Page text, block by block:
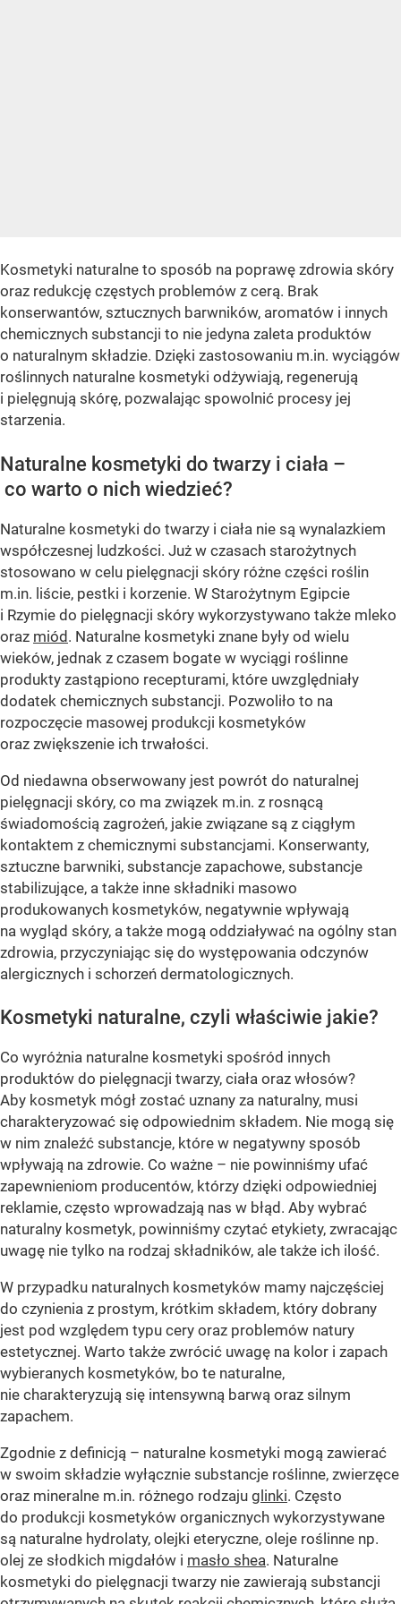
Kosmetyki naturalne to sposób na poprawę zdrowia skóry
oraz redukcję częstych problemów z cerą. Brak
konserwantów, sztucznych barwników, aromatów i innych
chemicznych substancji to nie jedyna zaleta produktów
o naturalnym składzie. Dzięki zastosowaniu m.in. wyciągów
roślinnych naturalne kosmetyki odżywiają, regenerują
i pielęgnują skórę, pozwalając spowolnić procesy jej
starzenia.
Naturalne kosmetyki do twarzy i ciała –
co warto o nich wiedzieć?
Naturalne kosmetyki do twarzy i ciała nie są wynalazkiem
współczesnej ludzkości. Już w czasach starożytnych
stosowano w celu pielęgnacji skóry różne części roślin
m.in. liście, pestki i korzenie. W Starożytnym Egipcie
i Rzymie do pielęgnacji skóry wykorzystywano także mleko
oraz miód. Naturalne kosmetyki znane były od wielu
wieków, jednak z czasem bogate w wyciągi roślinne
produkty zastąpiono recepturami, które uwzględniały
dodatek chemicznych substancji. Pozwoliło to na
rozpoczęcie masowej produkcji kosmetyków
oraz zwiększenie ich trwałości.
Od niedawna obserwowany jest powrót do naturalnej
pielęgnacji skóry, co ma związek m.in. z rosnącą
świadomością zagrożeń, jakie związane są z ciągłym
kontaktem z chemicznymi substancjami. Konserwanty,
sztuczne barwniki, substancje zapachowe, substancje
stabilizujące, a także inne składniki masowo
produkowanych kosmetyków, negatywnie wpływają
na wygląd skóry, a także mogą oddziaływać na ogólny stan
zdrowia, przyczyniając się do występowania odczynów
alergicznych i schorzeń dermatologicznych.
Kosmetyki naturalne, czyli właściwie jakie?
Co wyróżnia naturalne kosmetyki spośród innych
produktów do pielęgnacji twarzy, ciała oraz włosów?
Aby kosmetyk mógł zostać uznany za naturalny, musi
charakteryzować się odpowiednim składem. Nie mogą się
w nim znaleźć substancje, które w negatywny sposób
wpływają na zdrowie. Co ważne – nie powinniśmy ufać
zapewnieniom producentów, którzy dzięki odpowiedniej
reklamie, często wprowadzają nas w błąd. Aby wybrać
naturalny kosmetyk, powinniśmy czytać etykiety, zwracając
uwagę nie tylko na rodzaj składników, ale także ich ilość.
W przypadku naturalnych kosmetyków mamy najczęściej
do czynienia z prostym, krótkim składem, który dobrany
jest pod względem typu cery oraz problemów natury
estetycznej. Warto także zwrócić uwagę na kolor i zapach
wybieranych kosmetyków, bo te naturalne,
nie charakteryzują się intensywną barwą oraz silnym
zapachem.
Zgodnie z definicją – naturalne kosmetyki mogą zawierać
w swoim składzie wyłącznie substancje roślinne, zwierzęce
oraz mineralne m.in. różnego rodzaju glinki. Często
do produkcji kosmetyków organicznych wykorzystywane
są naturalne hydrolaty, olejki eteryczne, oleje roślinne np.
olej ze słodkich migdałów i masło shea. Naturalne
kosmetyki do pielęgnacji twarzy nie zawierają substancji